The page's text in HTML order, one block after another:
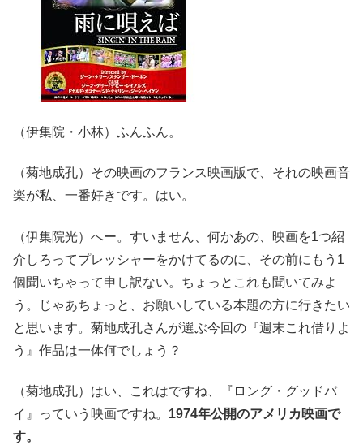
（伊集院・小林）ふんふん。
（菊地成孔）その映画のフランス映画版で、それの映画音
楽が私、一番好きです。はい。
（伊集院光）へー。すいません、何かあの、映画を1つ紹
介しろってプレッシャーをかけてるのに、その前にもう1
個聞いちゃって申し訳ない。ちょっとこれも聞いてみよ
う。じゃあちょっと、お願いしている本題の方に行きたい
と思います。菊地成孔さんが選ぶ今回の『週末これ借りよ
う』作品は一体何でしょう？
（菊地成孔）はい、これはですね、『ロング・グッドバ
イ』っていう映画ですね。 1974年公開のアメリカ映画で
す。